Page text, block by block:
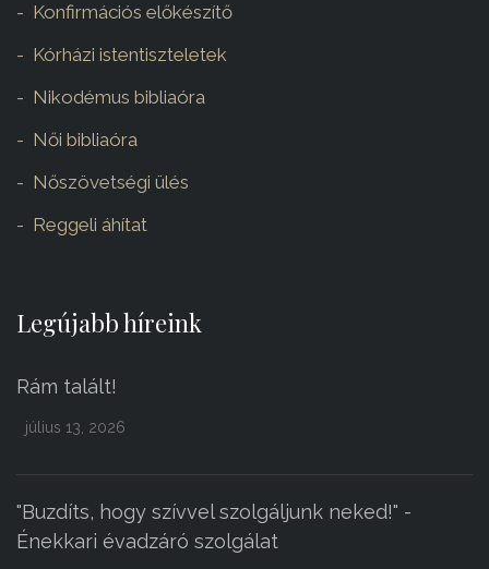
Konfirmációs előkészítő
Kórházi istentiszteletek
Nikodémus bibliaóra
Női bibliaóra
Nőszövetségi ülés
Reggeli áhítat
Legújabb híreink
Rám talált!
július 13, 2026
"Buzdíts, hogy szívvel szolgáljunk neked!" -
Énekkari évadzáró szolgálat